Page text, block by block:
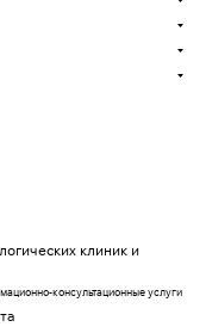
клиник и
консультационные услуги